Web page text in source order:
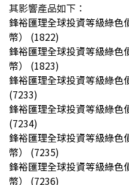
其影響產品如下：
鋒裕匯理全球投資等級綠色
幣） (1822)
鋒裕匯理全球投資等級綠色
幣） (1823)
鋒裕匯理全球投資等級綠色
(7233)
鋒裕匯理全球投資等級綠色
(7234)
鋒裕匯理全球投資等級綠色
幣） (7235)
鋒裕匯理全球投資等級綠色
幣） (7236)